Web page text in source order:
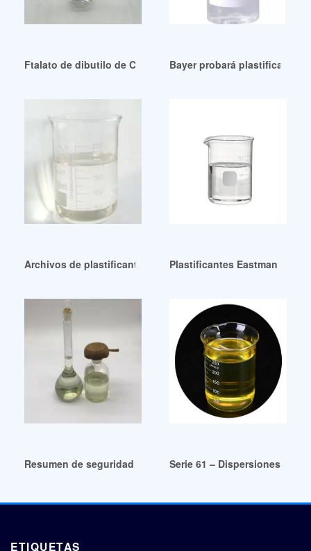
Ftalato de dibutilo de China Plastificantes comunes para
Bayer probará plastificante
Archivos de plastificantes de alto rendimiento – HB
Plastificantes Eastman de
Resumen de seguridad del producto Jayflex DINP al mejor
Serie 61 – Dispersiones de
ETIQUETAS